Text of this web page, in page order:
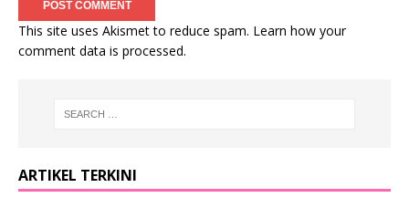
This site uses Akismet to reduce spam. Learn how your
comment data is processed.
ARTIKEL TERKINI